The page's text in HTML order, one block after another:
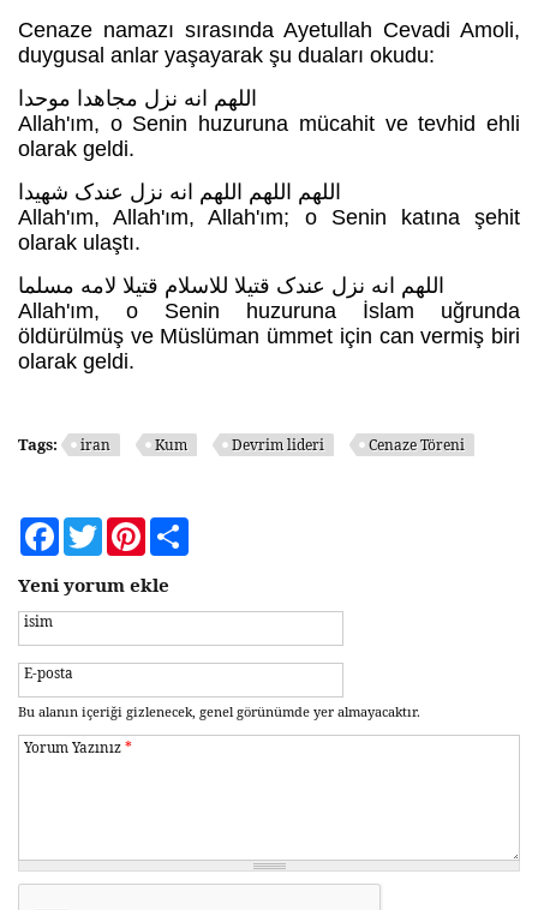
Cenaze namazı sırasında Ayetullah Cevadi Amoli,
duygusal anlar yaşayarak şu duaları okudu:
اللهم انه نزل مجاهدا موحدا
Allah'ım, o Senin huzuruna mücahit ve tevhid ehli
olarak geldi.
اللهم اللهم اللهم انه نزل عندک شهیدا
Allah'ım, Allah'ım, Allah'ım; o Senin katına şehit
olarak ulaştı.
اللهم انه نزل عندک قتیلا للاسلام قتیلا لامه مسلما
Allah'ım, o Senin huzuruna İslam uğrunda
öldürülmüş ve Müslüman ümmet için can vermiş biri
olarak geldi.
Tags: iran Kum Devrim lideri Cenaze Töreni
FacebookTwitterPinterest
Yeni yorum ekle
isim
E-posta
Bu alanın içeriği gizlenecek, genel görünümde yer almayacaktır.
Yorum Yazınız*